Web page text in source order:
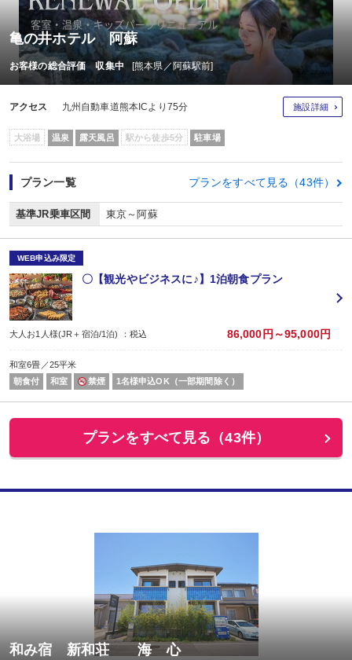
亀の井ホテル 阿蘇
お客様の総合評価 収集中 [熊本県／阿蘇駅前]
アクセス 九州自動車道熊本ICより75分 施設詳細
大浴場 温泉 露天風呂 駅から徒歩5分 駐車場
プラン一覧 プランをすべて見る（43件）
基準JR乗車区間 東京～阿蘇
WEB申込み限定
〇【観光やビジネスに♪】1泊朝食プラン
大人お1人様(JR＋宿泊/1泊) ：税込 86,000円～95,000円
和室6畳／25平米
朝食付
和室 禁煙 1名様申込OK（一部期間除く）
プランをすべて見る（43件）
和み宿 新和荘 海 心